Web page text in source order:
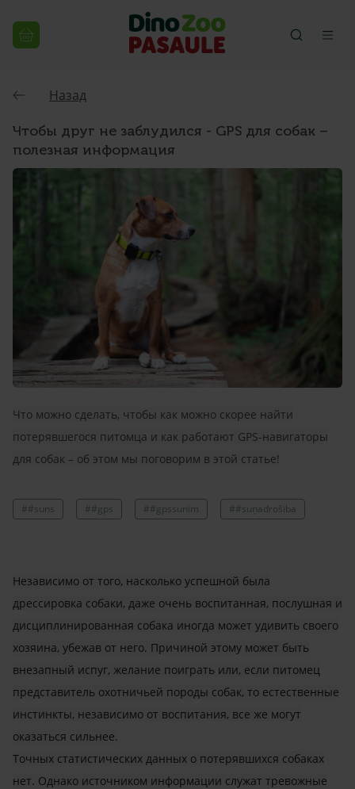
Назад
Чтобы друг не заблудился - GPS для собак –
полезная информация
Что можно сделать, чтобы как можно скорее найти
потерявшегося питомца и как работают GPS-навигаторы
для собак – об этом мы поговорим в этой статье!
##suns ##gps ##gpssunim ##suņadrošiba
Независимо от того, насколько успешной была
дрессировка собаки, даже очень воспитанная, послушная и
дисциплинированная собака иногда может удивить своего
хозяина, убежав от него. Причиной этому может быть
внезапный испуг, желание поиграть или, если питомец
представитель охотничьей породы собак, то естественные
инстинкты, независимо от воспитания, все же могут
оказаться сильнее.
Точных статистических данных о потерявшихся собаках
нет. Однако источником информации служат тревожные